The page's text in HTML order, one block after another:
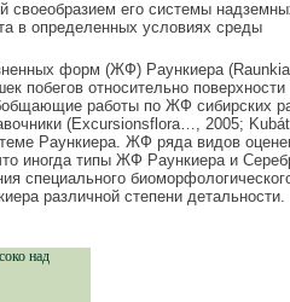
своеобразием его системы
в определенных условиях среды
форм (ЖФ) Раункиера
побегов относительно
работы по ЖФ сибирских
(Excursionsflora…, 2005;
Раункиера. ЖФ ряда видов
иногда типы ЖФ Раункиера и
специального
различной степени
над